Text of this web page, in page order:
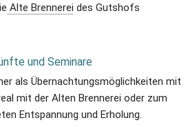
Alte Brennerei des Gutshofs
und Seminare
als Übernachtungsmöglichkeiten mit
mit der Alten Brennerei oder zum
Entspannung und Erholung.